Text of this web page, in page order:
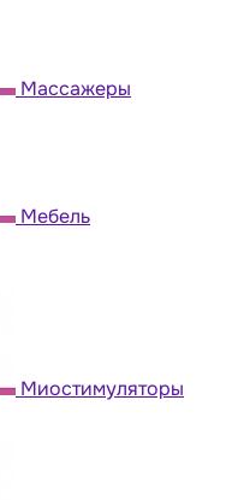
Массажеры
Мебель
Миостимуляторы